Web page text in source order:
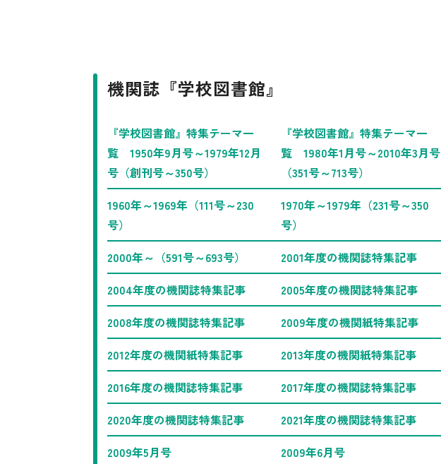
機関誌『学校図書館』
『学校図書館』特集テーマ一
覧 1950年9月号～1979年12月
号（創刊号～350号）
『学校図書館』特集テーマ一
覧 1980年1月号～2010年3月号
（351号～713号）
1960年～1969年（111号～230
号）
1970年～1979年（231号～350
号）
2000年～（591号～693号）
2001年度の機関誌特集記事
2004年度の機関誌特集記事
2005年度の機関誌特集記事
2008年度の機関誌特集記事
2009年度の機関紙特集記事
2012年度の機関紙特集記事
2013年度の機関紙特集記事
2016年度の機関誌特集記事
2017年度の機関誌特集記事
2020年度の機関誌特集記事
2021年度の機関誌特集記事
2009年5月号
2009年6月号